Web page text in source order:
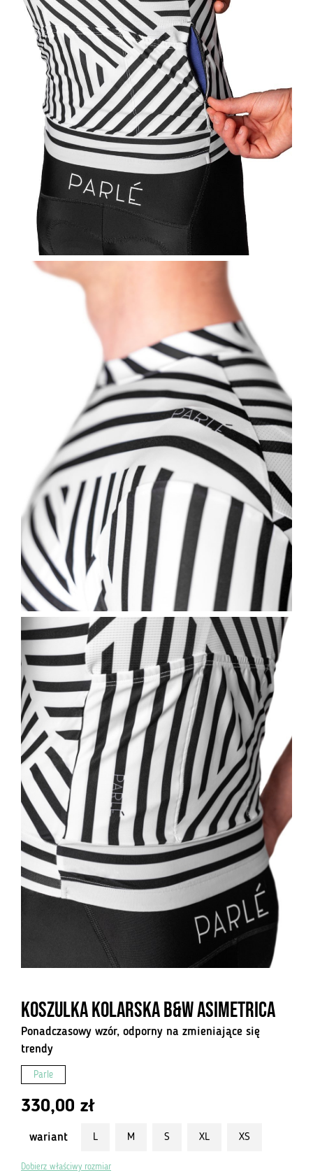
Koszulka kolarska B&W Asimetrica
Ponadczasowy wzór, odporny na zmieniające się
trendy
Parle
330,00 zł
wariant L M S XL XS
Dobierz właściwy rozmiar